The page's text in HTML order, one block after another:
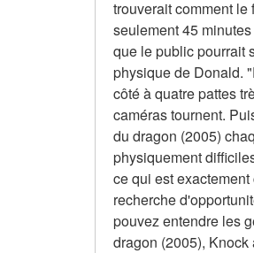
trouverait comment
seulement 45
que le public pourrait
physique de Donald.
côté à quatre pattes
caméras tournent.
du dragon (2005)
physiquement
ce qui est
recherche
pouvez entendre les
dragon (2005),